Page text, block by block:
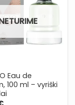
PRIDĖTI
Į NORŲ
SĄRAŠĄ
Eau de
100 ml – vyriški